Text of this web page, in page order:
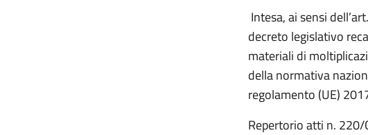
Intesa, ai sensi
decreto legislativo
materiali di
della normativa
regolamento (UE)
Repertorio atti n.